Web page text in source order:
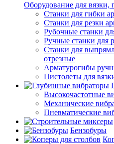
Оборудование для вязки,
Станки для гибки
Станки для резки
Рубочные станки
Ручные станки для
Станки для
отрезные
Арматурогибы
Пистолеты для
Высокочастотные
Механические
Пневматические
Бензобуры